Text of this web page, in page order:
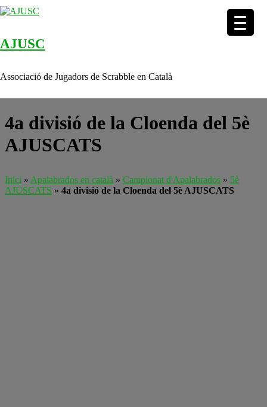
AJUSC
Associació de Jugadors de Scrabble en Català
4a divisió de la Cloenda del 5è
AJUSCATS
Inici » Apalabrados en català » Campionat d'Apalabrados » 5è
AJUSCATS » 4a divisió de la Cloenda del 5è AJUSCATS